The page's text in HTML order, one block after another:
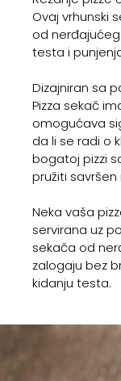
Ovaj vrhunski
od nerđajućeg
testa i
Dizajniran sa
Pizza sekač
omogućava
da li se radi o
bogatoj pizzi
pružiti
Neka vaša
servirana uz
sekača od
zalogaju bez
kidanju testa.